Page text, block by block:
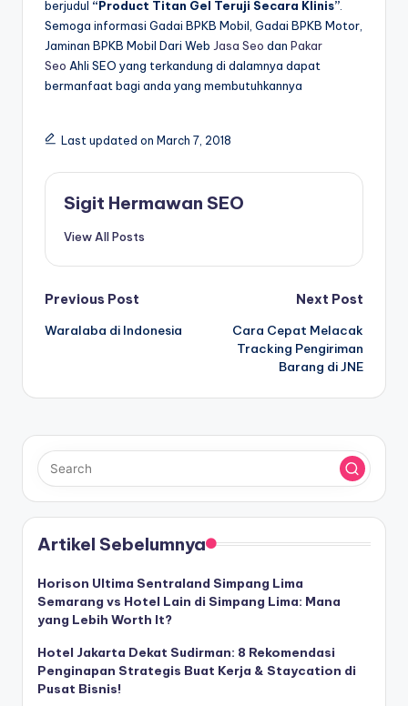
berjudul “Product Titan Gel Teruji Secara Klinis”
Semoga informasi Gadai BPKB Mobil, Gadai BPKB Motor,
Jaminan BPKB Mobil Dari Web Jasa Seo dan Pakar
Seo Ahli SEO yang terkandung di dalamnya dapat
bermanfaat bagi anda yang membutuhkannya
Last updated on March 7, 2018
Sigit Hermawan SEO
View All Posts
Post
navigation
Previous Post
Waralaba di Indonesia
Next Post
Cara Cepat Melacak
Tracking Pengiriman
Barang di JNE
Artikel Sebelumnya
Horison Ultima Sentraland Simpang Lima
Semarang vs Hotel Lain di Simpang Lima: Mana
yang Lebih Worth It?
Hotel Jakarta Dekat Sudirman: 8 Rekomendasi
Penginapan Strategis Buat Kerja & Staycation di
Pusat Bisnis!